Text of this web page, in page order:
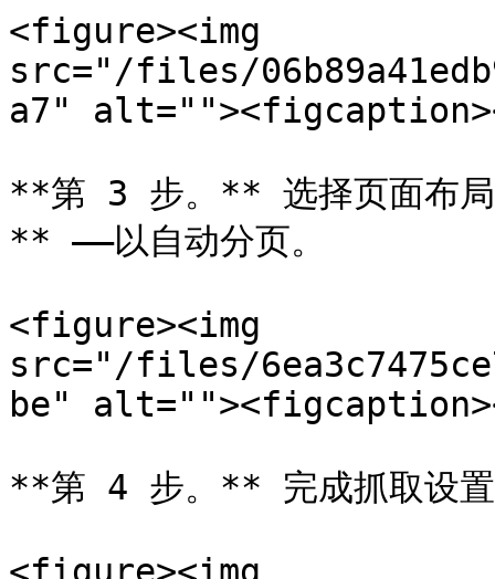
<figure><img
src="/files/
a7"
**第 3 步。** 选择页面布局
** ——以自动分页。
<figure><img
src="/files/
be"
**第 4 步。** 完成抓取设